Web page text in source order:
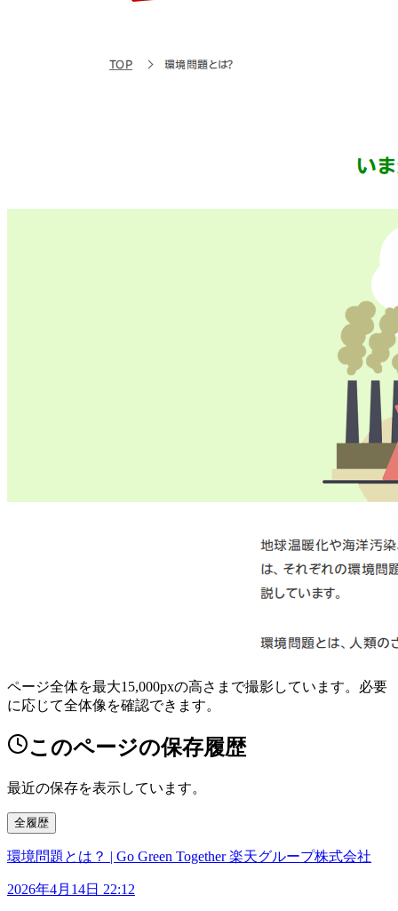
ページ全体を最大15,000pxの高さまで撮影しています。必要
に応じて全体像を確認できます。
このページの保存履歴
最近の保存を表示しています。
全履歴
環境問題とは？ | Go Green Together 楽天グループ株式会社
2026年4月14日 22:12